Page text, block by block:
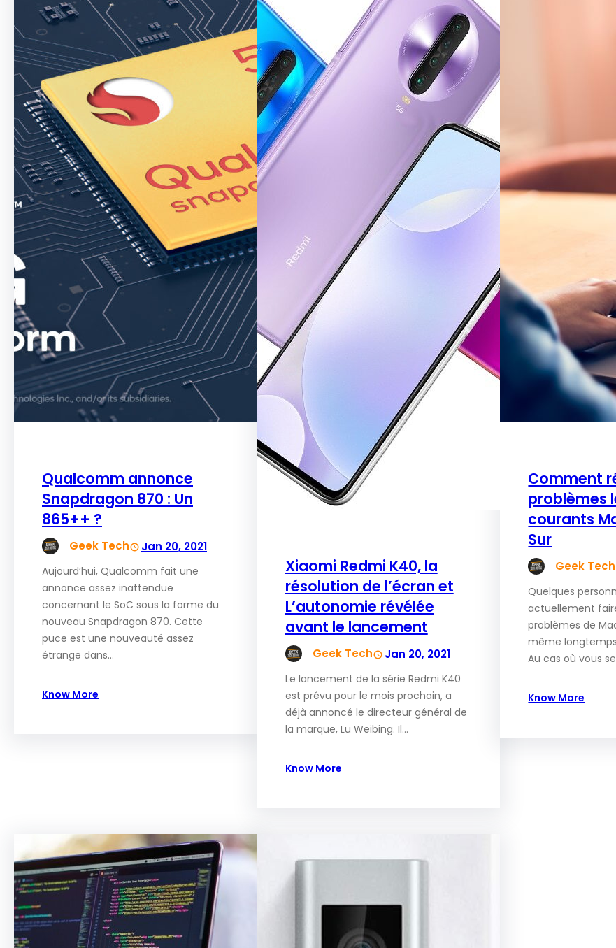
Qualcomm annonce
Snapdragon 870 : Un
865++ ?
Geek Tech Jan 20, 2021
Aujourd’hui, Qualcomm fait une
annonce assez inattendue
concernant le SoC sous la forme du
nouveau Snapdragon 870. Cette
puce est une nouveauté assez
étrange dans…
Know More
Xiaomi Redmi K40, la
résolution de l’écran et
L’autonomie révélée
avant le lancement
Geek Tech Jan 20, 2021
Le lancement de la série Redmi K40
est prévu pour le mois prochain, a
déjà annoncé le directeur général de
la marque, Lu Weibing. Il…
Know More
Comment
problèmes
courants
Sur
Geek Tech
Quelques
actuellement
problèmes de
même
Au cas où vous
Know More